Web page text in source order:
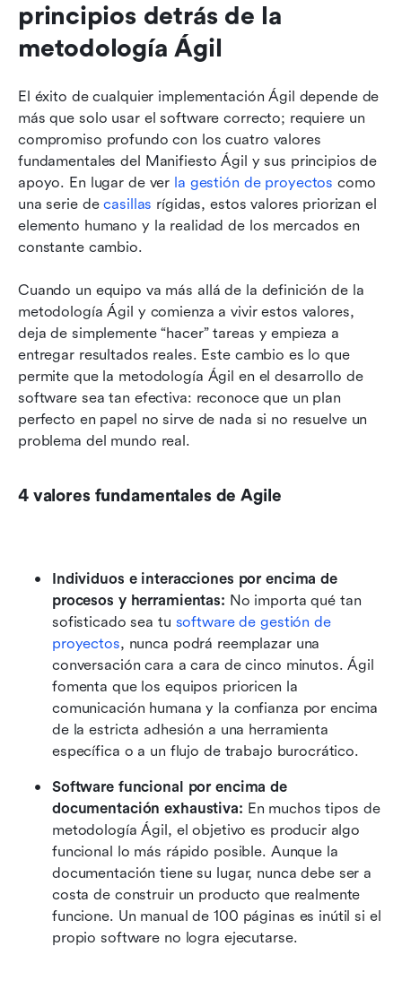
principios detrás de la
metodología Ágil
El éxito de cualquier implementación Ágil depende de
más que solo usar el software correcto; requiere un
compromiso profundo con los cuatro valores
fundamentales del Manifiesto Ágil y sus principios de
apoyo. En lugar de ver la gestión de proyectos como
una serie de casillas rígidas, estos valores priorizan el
elemento humano y la realidad de los mercados en
constante cambio.
Cuando un equipo va más allá de la definición de la
metodología Ágil y comienza a vivir estos valores,
deja de simplemente “hacer” tareas y empieza a
entregar resultados reales. Este cambio es lo que
permite que la metodología Ágil en el desarrollo de
software sea tan efectiva: reconoce que un plan
perfecto en papel no sirve de nada si no resuelve un
problema del mundo real.
4 valores fundamentales de Agile
Individuos e interacciones por encima de
procesos y herramientas: No importa qué tan
sofisticado sea tu software de gestión de
proyectos, nunca podrá reemplazar una
conversación cara a cara de cinco minutos. Ágil
fomenta que los equipos prioricen la
comunicación humana y la confianza por encima
de la estricta adhesión a una herramienta
específica o a un flujo de trabajo burocrático.
Software funcional por encima de
documentación exhaustiva: En muchos tipos de
metodología Ágil, el objetivo es producir algo
funcional lo más rápido posible. Aunque la
documentación tiene su lugar, nunca debe ser a
costa de construir un producto que realmente
funcione. Un manual de 100 páginas es inútil si el
propio software no logra ejecutarse.